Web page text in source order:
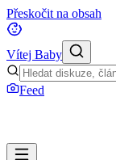
Přeskočit na obsah
Vítej Baby
Feed